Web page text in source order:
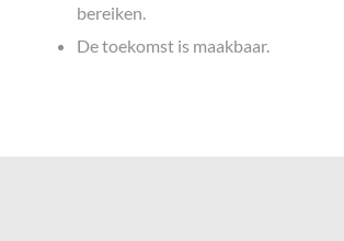
bereiken.
De toekomst is maakbaar.